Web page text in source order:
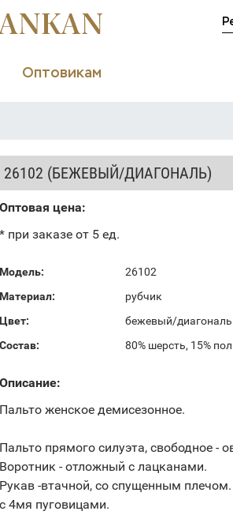
Оптовикам
(БЕЖЕВЫЙ/ДИАГОНАЛЬ)
Оптовая цена:
* при заказе от 5 ед.
Модель:
26102
Материал:
рубчик
Цвет:
бежевый/диагональ
Состав:
80% шерсть, 15%
Описание:
Пальто женское демисезонное.
Пальто прямого силуэта, свободное -
Воротник - отложный с лацканами.
Рукав -втачной, со спущенным
с 4мя пуговицами.